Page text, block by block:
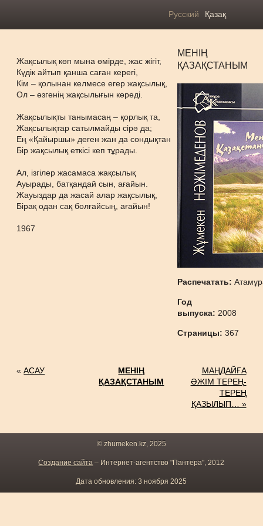
Русский Қазақ
Жақсылық көп мына өмірде, жас жігіт,
Күдік айтып қанша саған керегі,
Кім – қолынан келмесе егер жақсылық,
Ол – өзгенің жақсылығын көреді.
Жақсылықты танымасаң – қорлық та,
Жақсылықтар сатылмайды сірә да;
Ең «Қайыршы» деген жан да сондықтан
Бір жақсылық еткісі кеп тұрады.
Ал, ізгілер жасамаса жақсылық
Ауырады, батқандай сын, ағайын.
Жауыздар да жасай алар жақсылық,
Бірақ одан сақ болғайсың, ағайын!
1967
МЕНІҢ
ҚАЗАҚСТАНЫМ
Распечатать:
Год
выпуска: 2008
Страницы:367
«АСАУ
МЕНІҢ
ҚАЗАҚСТАНЫМ
МАҢДАЙҒА
ӘЖІМ ТЕРЕҢ-
ТЕРЕҢ
ҚАЗЫЛЫП… »
© zhumeken.kz, 2025
Создание сайта – Интернет-агентство "Пантера", 2012
Дата обновления: 3 ноября 2025